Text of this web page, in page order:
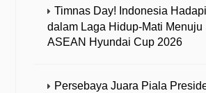
Timnas Day! Indonesia
dalam Laga Hidup-Mati Menuju
ASEAN Hyundai Cup 2026
Persebaya Juara Piala